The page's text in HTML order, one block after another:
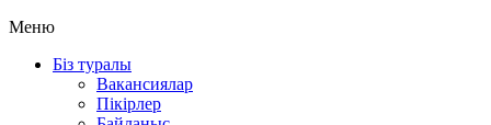
Меню
Біз туралы
Вакансиялар
Пікірлер